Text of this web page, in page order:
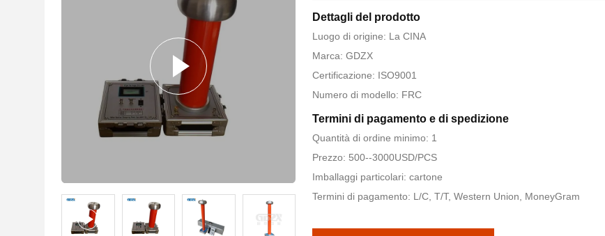
Dettagli del prodotto
Luogo di origine: La CINA
Marca: GDZX
Certificazione: ISO9001
Numero di modello: FRC
Termini di pagamento e di spedizione
Quantità di ordine minimo: 1
Prezzo: 500--3000USD/PCS
Imballaggi particolari: cartone
Termini di pagamento: L/C, T/T, Western Union, MoneyGram